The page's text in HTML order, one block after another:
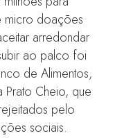
micro doações
arredondar
ao palco foi
de Alimentos,
Cheio, que
pelo
sociais.